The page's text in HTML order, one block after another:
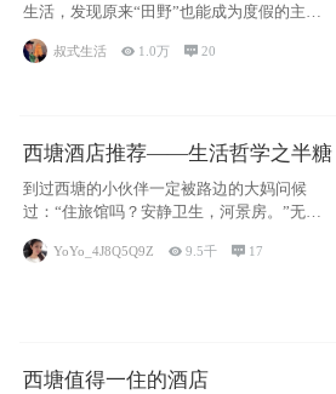
生活，发现原来“田野”也能成为度假的主旋
律。江
叔式生活  1.0万 20
西塘酒店推荐——生活哲学之半糖
到过西塘的小伙伴一定被路边的大妈问候
过：“住旅馆吗？安静卫生，河景房。”无意
YoYo_4J8Q5Q9Z 9.5千  17
西塘值得一住的酒店